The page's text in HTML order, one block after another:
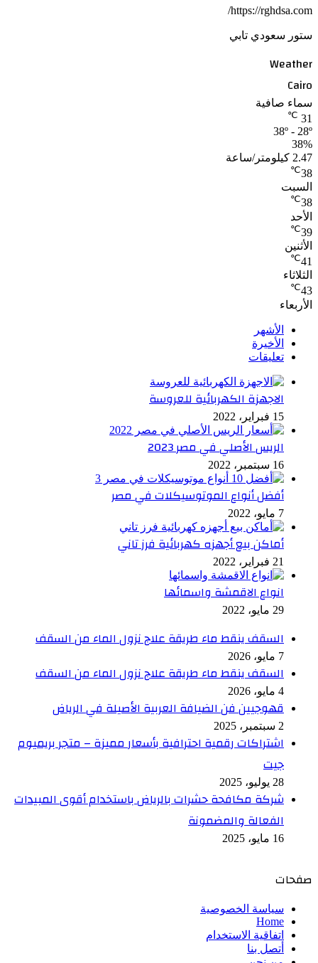
https://rghdsa.com/
ستور سعودي تابي
Weather
Cairo
سماء صافية
31
℃
38º - 28º
38%
2.47 كيلومتر/ساعة
38
℃
السبت
38
℃
الأحد
39
℃
الأثنين
41
℃
الثلاثاء
43
℃
الأربعاء
الأشهر
الأخيرة
تعليقات
الاجهزة الكهربائية للعروسة
15 فبراير، 2022
الريس الأصلي في مصر 2023
16 سبتمبر، 2022
أفضل أنواع الموتوسيكلات في مصر
7 مايو، 2022
أماكن بيع أجهزه كهربائية فرز تاني
21 فبراير، 2022
انواع الاقمشة واسمائها
29 مايو، 2022
السقف ينقط ماء طريقة علاج نزول الماء من السقف
7 مايو، 2026
السقف ينقط ماء طريقة علاج نزول الماء من السقف
4 مايو، 2026
قهوجيين فن الضيافة العربية الأصيلة في الرياض
2 سبتمبر، 2025
اشتراكات رقمية احترافية بأسعار مميزة – متجر بريميوم
جيت
28 يوليو، 2025
شركة مكافحة حشرات بالرياض باستخدام أقوى المبيدات
الفعالة والمضمونة
16 مايو، 2025
صفحات
سياسة الخصوصية
Home
اتفاقية الاستخدام
أتصل بنا